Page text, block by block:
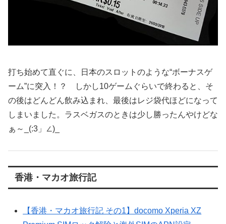
打ち始めて直ぐに、日本のスロットのような“ボーナスゲ
ーム”に突入！？ しかし10ゲームぐらいで終わると、そ
の後はどんどん飲み込まれ、最後はレジ袋代ほどになって
しまいました。ラスベガスのときは少し勝ったんやけどな
ぁ～_(:3」∠)_
香港・マカオ旅行記
【香港・マカオ旅行記 その1】docomo Xperia XZ